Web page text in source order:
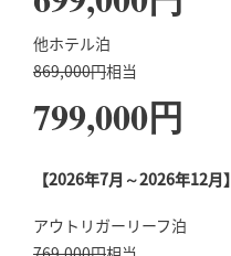
他ホテル泊
869,000円相当
799,000円
【2026年7月～2026年12月】
アウトリガーリーフ泊